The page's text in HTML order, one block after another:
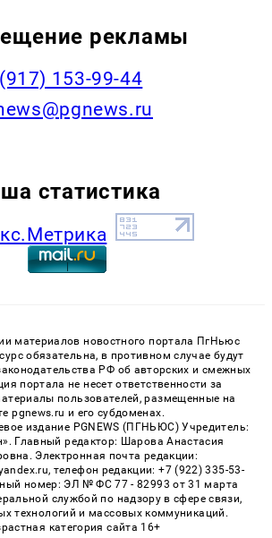
рекламы
153-99-44
статистика
материалов новостного портала ПгНьюс
обязательна, в противном случае будут
РФ об авторских и смежных
портала не несет ответственности за
пользователей, размещенные на
pgnews.ru и его субдоменах.
издание PGNEWS (ПГНЬЮС) Учредитель:
Главный редактор: Шарова Анастасия
Электронная почта редакции:
телефон редакции: +7 (922) 335-53-
номер: ЭЛ № ФС 77 - 82993 от 31 марта
службой по надзору в сфере связи,
технологий и массовых коммуникаций.
категория сайта 16+